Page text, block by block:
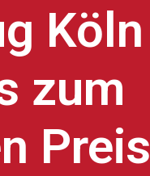
Köln
zum
Preis